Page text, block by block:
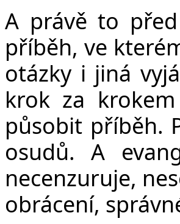
A právě to
příběh, ve
otázky i jiná
krok za
působit příběh.
osudů. A
necenzuruje,
obrácení,